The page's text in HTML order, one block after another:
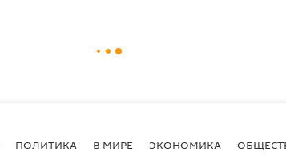
ПОЛИТИКА В МИРЕ ЭКОНОМИКА